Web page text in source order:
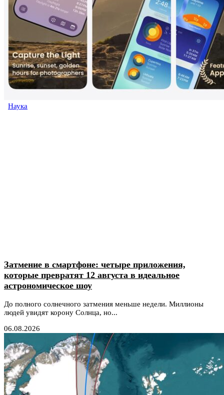
Наука
Затмение в смартфоне: четыре приложения,
которые превратят 12 августа в идеальное
астрономическое шоу
До полного солнечного затмения меньше недели. Миллионы
людей увидят корону Солнца, но...
06.08.2026